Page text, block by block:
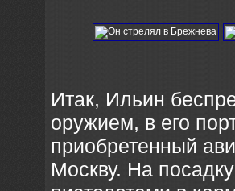
Итак, Ильин
оружием, в его
приобретенный
Москву. На